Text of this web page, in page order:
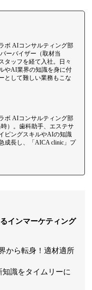
ボ AIコンサルティング部
ーバイザー（取材当
タッフを経て入社。日々
やAI業界の知識を身に付
として難しい業務もこな
ボ AIコンサルティング部
）。歯科助手、エステサ
ピングスキルやAIの知識
成長し、「AICA clinic」プ
インマーケティング
から転身！適材適所
識をタイムリーに